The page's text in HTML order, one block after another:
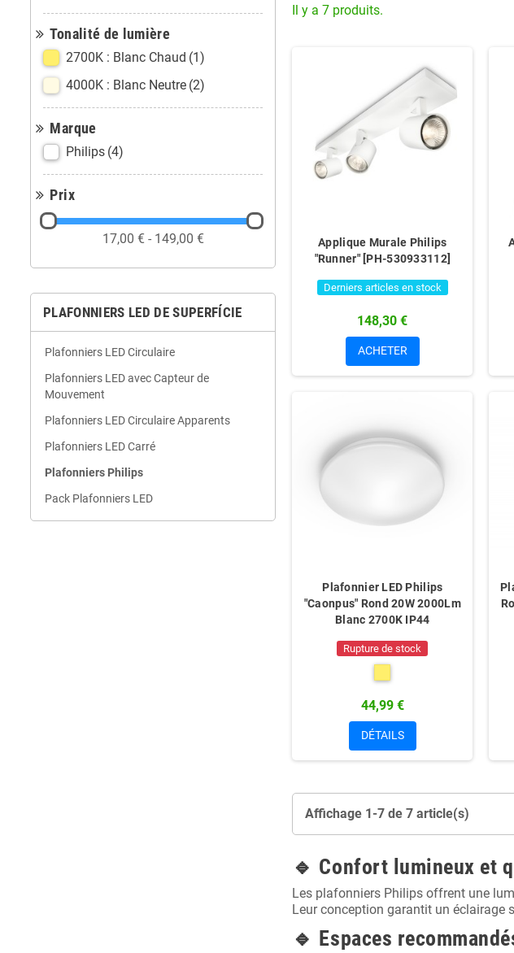
Tonalité de lumière
2700K : Blanc Chaud (1)
4000K : Blanc Neutre (2)
Marque
Philips (4)
Prix
17,00 € - 149,00 €
PLAFONNIERS LED DE SUPERFÍCIE
Plafonniers LED Circulaire
Plafonniers LED avec Capteur de
Mouvement
Plafonniers LED Circulaire Apparents
Plafonniers LED Carré
Plafonniers Philips
Pack Plafonniers LED
Il y a 7 produits.
Applique Murale Philips
"Runner" [PH-530933112]
Derniers articles en stock
148,30 €
ACHETER
Plafonnier LED Philips
"Caonpus" Rond 20W 2000Lm
Blanc 2700K IP44
Rupture de stock
44,99 €
DÉTAILS
Affichage 1-7 de 7 article(s)
🔹 Confort lumineux et
Les plafonniers Philips offrent une
Leur conception garantit un éclairage
🔹 Espaces